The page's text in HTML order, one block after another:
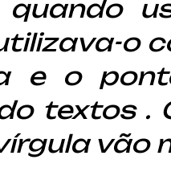
o
e o
textos .
vão